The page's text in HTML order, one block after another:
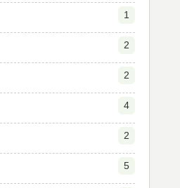
1
2
2
4
2
5